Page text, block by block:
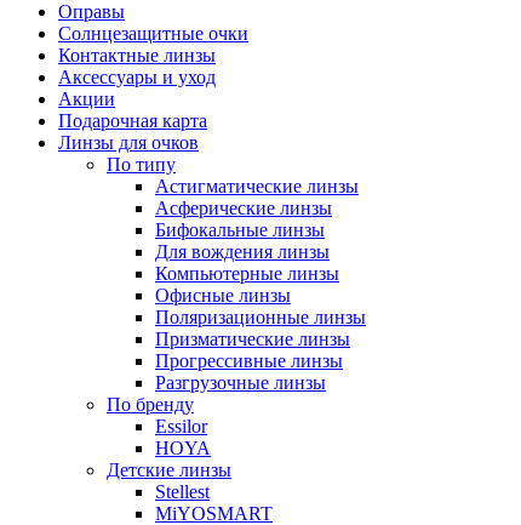
Оправы
Солнцезащитные очки
Контактные линзы
Аксессуары и уход
Акции
Подарочная карта
Линзы для очков
По типу
Астигматические линзы
Асферические линзы
Бифокальные линзы
Для вождения линзы
Компьютерные линзы
Офисные линзы
Поляризационные линзы
Призматические линзы
Прогрессивные линзы
Разгрузочные линзы
По бренду
Essilor
HOYA
Детские линзы
Stellest
MiYOSMART